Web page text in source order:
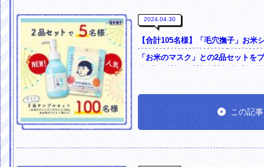
2024.04.30
【合計105名様】「毛穴撫子」お米
「お米のマスク」との2品セットを
この記